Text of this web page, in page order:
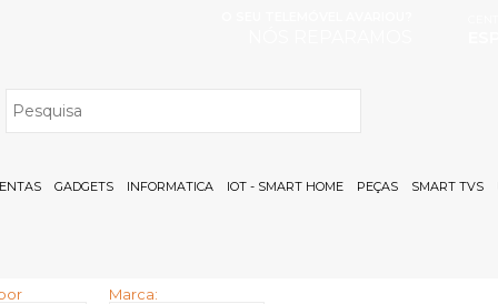
GADGETS INFORMATICA IOT - SMART HOME PEÇAS SMART TVS
Marca: